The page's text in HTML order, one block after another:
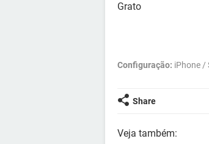
Grato
Configuração: iPhone /
Share
Veja também: